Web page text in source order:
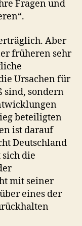
Fragen und
Aber
früheren sehr
Ursachen für
sind, sondern
beteiligten
ist darauf
Deutschland
die
mit seiner
eines der